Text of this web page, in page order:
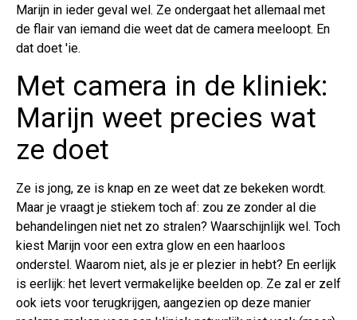
Marijn in ieder geval wel. Ze ondergaat het allemaal met
de flair van iemand die weet dat de camera meeloopt. En
dat doet 'ie.
Met camera in de kliniek:
Marijn weet precies wat
ze doet
Ze is jong, ze is knap en ze weet dat ze bekeken wordt.
Maar je vraagt je stiekem toch af: zou ze zonder al die
behandelingen niet net zo stralen? Waarschijnlijk wel. Toch
kiest Marijn voor een extra glow en een haarloos
onderstel. Waarom niet, als je er plezier in hebt? En eerlijk
is eerlijk: het levert vermakelijke beelden op. Ze zal er zelf
ook iets voor terugkrijgen, aangezien op deze manier